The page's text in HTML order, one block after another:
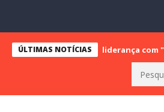
ÚLTIMAS NOTÍCIAS
a vice liderança com "Bake Off